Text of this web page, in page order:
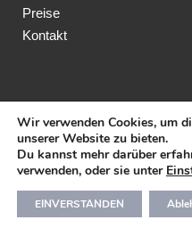
Preise
Kontakt
©
Wir verwenden Cookies, um
unserer Website zu bieten.
Du kannst mehr darüber
verwenden, oder sie unter
EINVERSTANDEN